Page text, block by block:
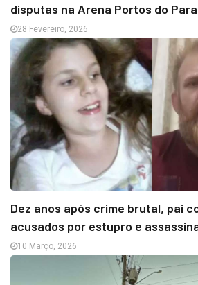
disputas na Arena Portos do
28 Fevereiro, 2026
Dez anos após crime brutal, pai
acusados por estupro e
10 Março, 2026